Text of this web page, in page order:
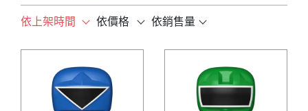
依上架時間 依價格 依銷售量